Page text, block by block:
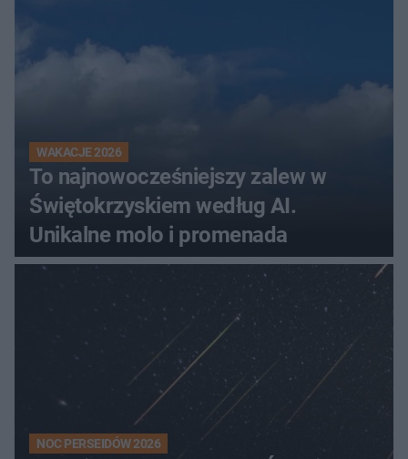
WAKACJE 2026
To najnowocześniejszy zalew w
Świętokrzyskiem według AI.
Unikalne molo i promenada
NOC PERSEIDÓW 2026